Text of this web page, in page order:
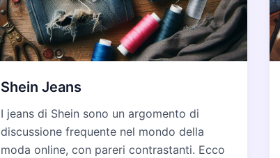
Shein Jeans
I jeans di Shein sono un argomento di
discussione frequente nel mondo della
moda online, con pareri contrastanti. Ecco